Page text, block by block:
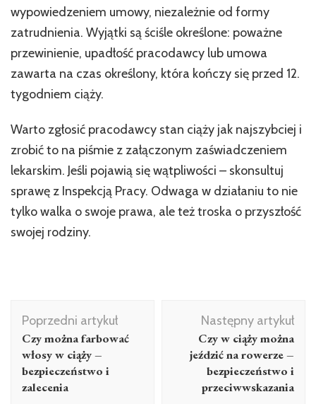
wypowiedzeniem umowy, niezależnie od formy
zatrudnienia. Wyjątki są ściśle określone: poważne
przewinienie, upadłość pracodawcy lub umowa
zawarta na czas określony, która kończy się przed 12.
tygodniem ciąży.
Warto zgłosić pracodawcy stan ciąży jak najszybciej i
zrobić to na piśmie z załączonym zaświadczeniem
lekarskim. Jeśli pojawią się wątpliwości – skonsultuj
sprawę z Inspekcją Pracy. Odwaga w działaniu to nie
tylko walka o swoje prawa, ale też troska o przyszłość
swojej rodziny.
Nawigacja
wpisu
Poprzedni artykuł
Czy można farbować
włosy w ciąży –
bezpieczeństwo i
zalecenia
Następny artykuł
Czy w ciąży można
jeździć na rowerze –
bezpieczeństwo i
przeciwwskazania